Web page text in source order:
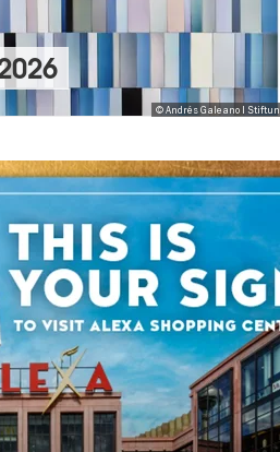
© Andrés Galeano I